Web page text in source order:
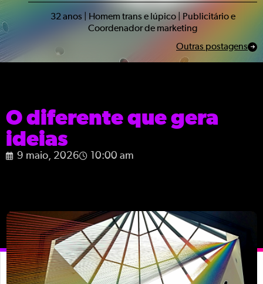
32 anos | Homem trans e lúpico | Publicitário e
Coordenador de marketing
Outras postagens
O diferente que gera
ideias
9 maio, 2026 10:00 am